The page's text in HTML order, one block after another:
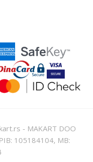
- MAKART DOO
105184104, MB: